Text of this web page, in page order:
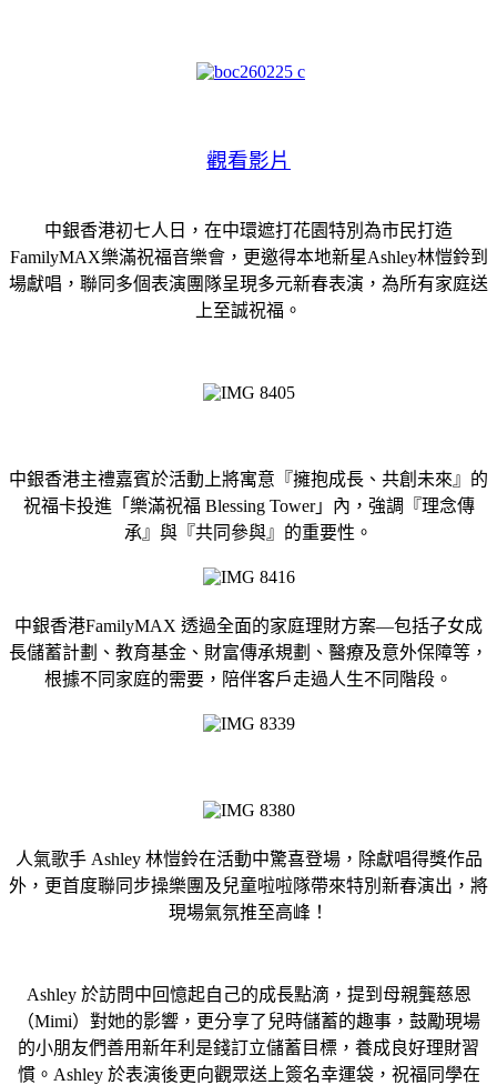
觀看影片
中銀香港初七人日，在中環遮打花園特別為市民打造
FamilyMAX樂滿祝福音樂會，更邀得本地新星Ashley林愷鈴到
場獻唱，聯同多個表演團隊呈現多元新春表演，為所有家庭送
上至誠祝福。
中銀香港主禮嘉賓於活動上將寓意『擁抱成長、共創未來』的
祝福卡投進「樂滿祝福 Blessing Tower」內，強調『理念傳
承』與『共同參與』的重要性。
中銀香港FamilyMAX 透過全面的家庭理財方案—包括子女成
長儲蓄計劃、教育基金、財富傳承規劃、醫療及意外保障等，
根據不同家庭的需要，陪伴客戶走過人生不同階段。
人氣歌手 Ashley 林愷鈴在活動中驚喜登場，除獻唱得獎作品
外，更首度聯同步操樂團及兒童啦啦隊帶來特別新春演出，將
現場氣氛推至高峰！
Ashley 於訪問中回憶起自己的成長點滴，提到母親龔慈恩
（Mimi）對她的影響，更分享了兒時儲蓄的趣事，鼓勵現場
的小朋友們善用新年利是錢訂立儲蓄目標，養成良好理財習
慣。Ashley 於表演後更向觀眾送上簽名幸運袋，祝福同學在